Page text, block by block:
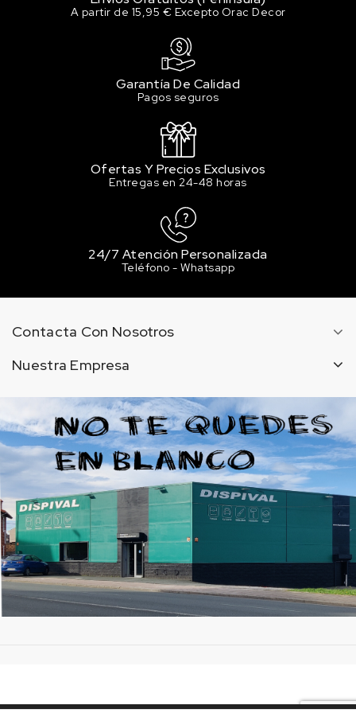
A partir de 15,95 € Excepto Orac Decor
Garantía De Calidad
Pagos seguros
Ofertas Y Precios Exclusivos
Entregas en 24-48 horas
24/7 Atención Personalizada
Teléfono - Whatsapp
Contacta Con Nosotros
Nuestra Empresa